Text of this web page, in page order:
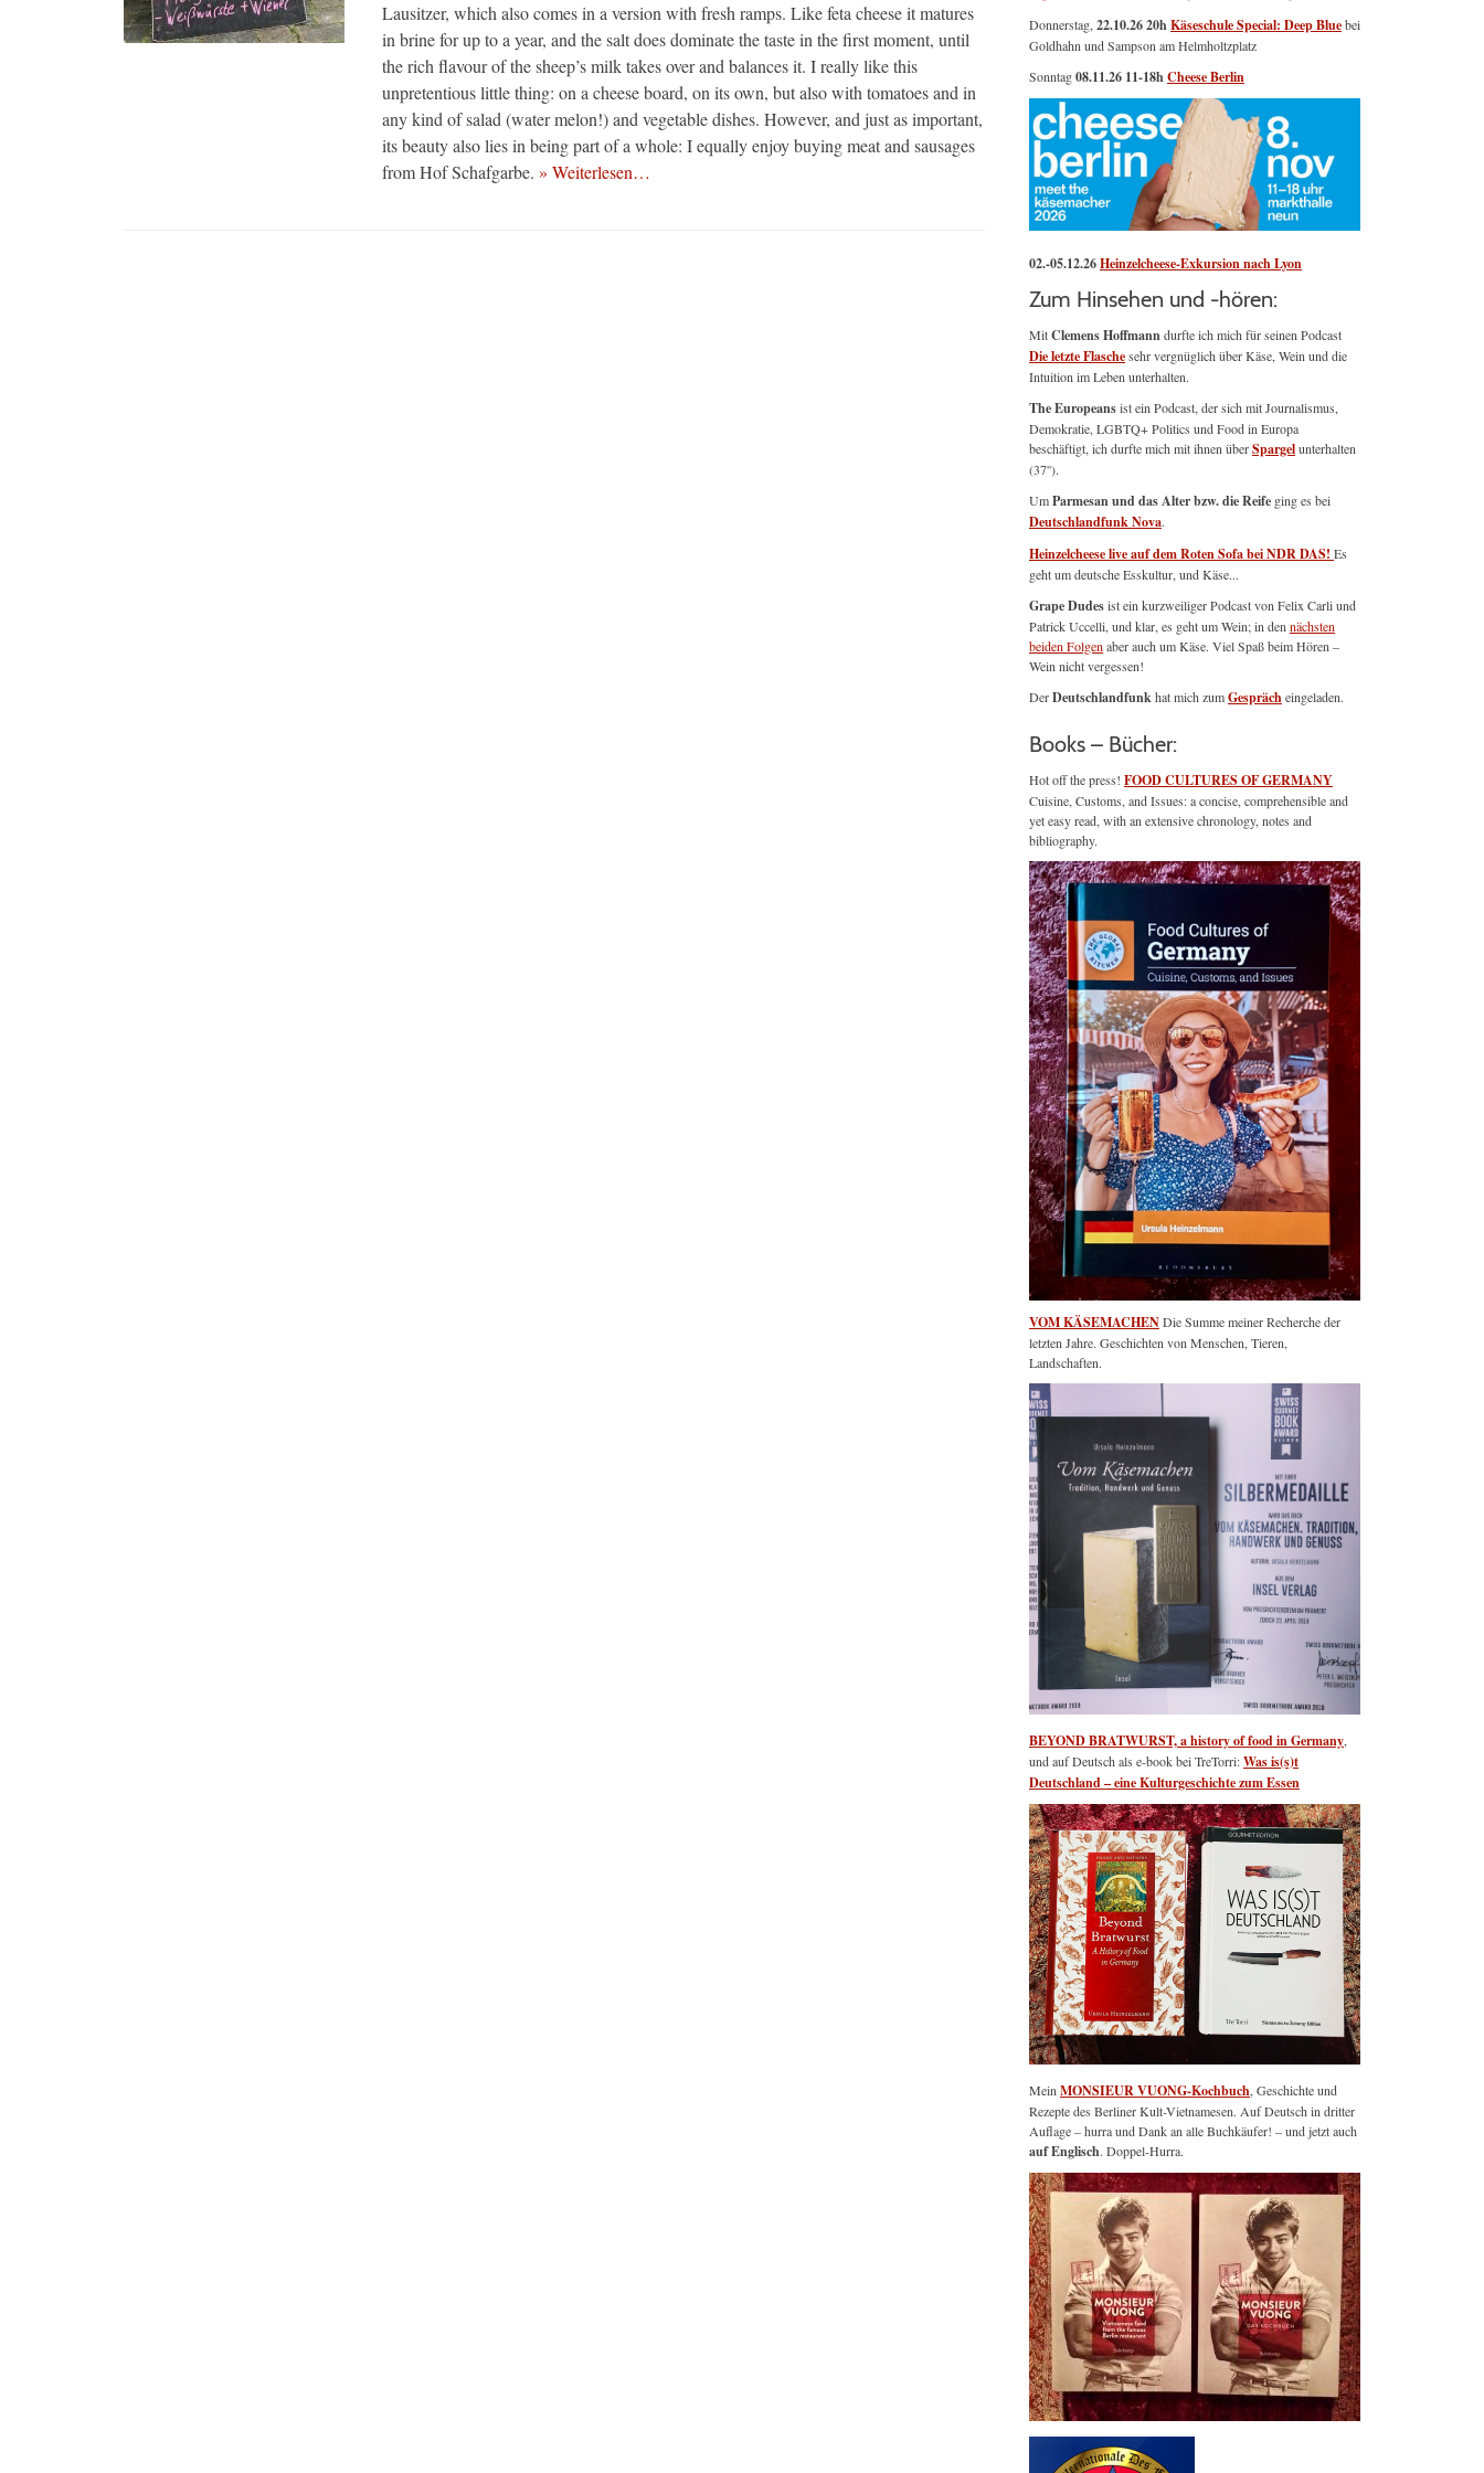
Lausitzer, which also comes in a version with fresh ramps. Like feta cheese it matures
in brine for up to a year, and the salt does dominate the taste in the first moment, until
the rich flavour of the sheep’s milk takes over and balances it. I really like this
unpretentious little thing: on a cheese board, on its own, but also with tomatoes and in
any kind of salad (water melon!) and vegetable dishes. However, and just as important,
its beauty also lies in being part of a whole: I equally enjoy buying meat and sausages
from Hof Schafgarbe. » Weiterlesen…
Donnerstag, 22.10.26 20hKäseschule Special: Deep Bluebei
Goldhahn und Sampson am Helmholtzplatz
Sonntag08.11.26 11-18hCheese Berlin
02.-05.12.26Heinzelcheese-Exkursion nach Lyon
Zum Hinsehen und -hören:
MitClemens Hoffmanndurfte ich mich für seinen Podcast
Die letzte Flaschesehr vergnüglich über Käse, Wein und die
Intuition im Leben unterhalten.
The Europeansist ein Podcast, der sich mit Journalismus,
Demokratie, LGBTQ+ Politics und Food in Europa
beschäftigt, ich durfte mich mit ihnen überSpargelunterhalten
(37'').
UmParmesan und das Alter bzw. die Reife ging es bei
Deutschlandfunk Nova.
Heinzelcheese live auf dem Roten Sofa bei NDR DAS! Es
geht um deutsche Esskultur, und Käse...
Grape Dudesist ein kurzweiliger Podcast von Felix Carli und
Patrick Uccelli, und klar, es geht um Wein; in den nächsten
beiden Folgen aber auch um Käse. Viel Spaß beim Hören –
Wein nicht vergessen!
DerDeutschlandfunkhat mich zumGesprächeingeladen.
Books – Bücher:
Hot off the press! FOOD CULTURES OF GERMANY
Cuisine, Customs, and Issues: a concise, comprehensible and
yet easy read, with an extensive chronology, notes and
bibliography.
VOM KÄSEMACHENDie Summe meiner Recherche der
letzten Jahre. Geschichten von Menschen, Tieren,
Landschaften.
BEYOND BRATWURST, a history of food in Germany
und auf Deutsch als e-book bei TreTorri:Was is(s)t
Deutschland – eine Kulturgeschichte zum Essen
Mein MONSIEUR VUONG-Kochbuch , Geschichte und
Rezepte des Berliner Kult-Vietnamesen. Auf Deutsch in dritter
Auflage – hurra und Dank an alle Buchkäufer! – und jetzt auch
auf Englisch. Doppel-Hurra.